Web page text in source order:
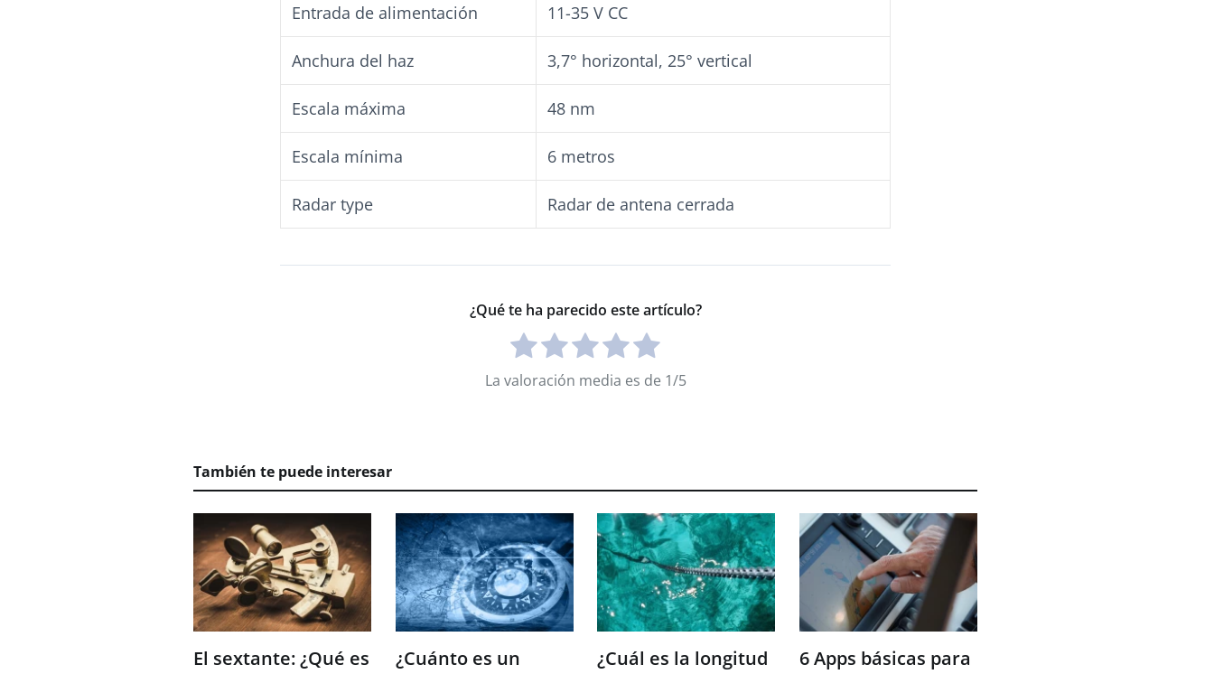
Entrada de alimentación 11-35 V CC
Anchura del haz 3,7° horizontal, 25° vertical
Escala máxima 48 nm
Escala mínima 6 metros
Radar type Radar de antena cerrada
¿Qué te ha parecido este artículo?
La valoración media es de 1/5
También te puede interesar
El sextante: ¿Qué es
¿Cuánto es un
¿Cuál es la longitud
6 Apps básicas para